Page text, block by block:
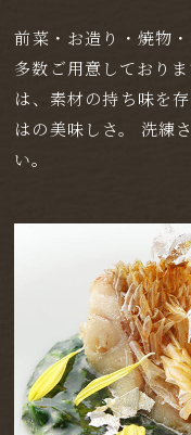
前菜・お造り・焼物
多数ご用意しておりま
は、素材の持ち味を
はの美味しさ。
洗練
い。